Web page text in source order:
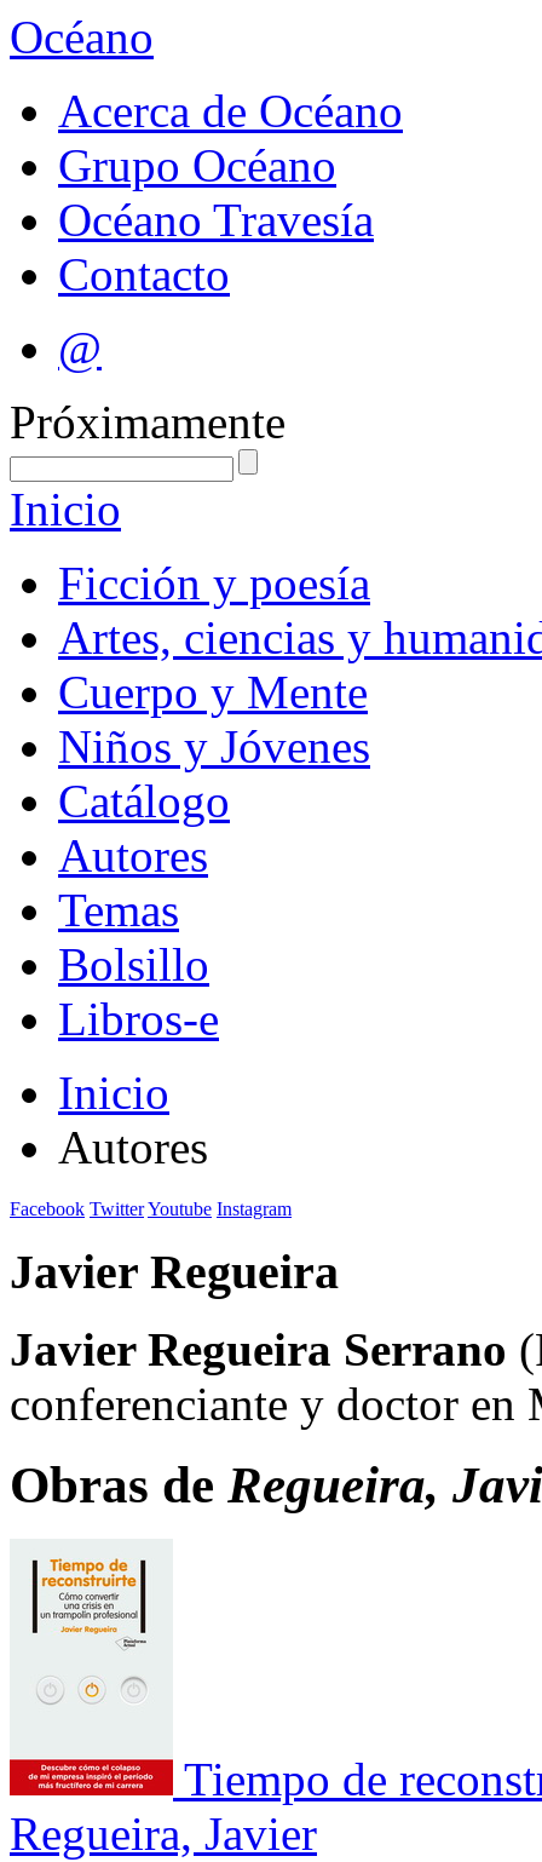
Océano
Acerca de Océano
Grupo Océano
Océano Travesía
Contacto
@
Próximamente
Inicio
Ficción y poesía
Artes, ciencias y
Cuerpo y Mente
Niños y Jóvenes
Catálogo
Autores
Temas
Bolsillo
Libros-e
Inicio
Autores
Facebook TwitterYoutube Instagram
Javier Regueira
Javier Regueira Serrano
conferenciante y doctor en
Obras de Regueira,
Tiempo de
Regueira, Javier